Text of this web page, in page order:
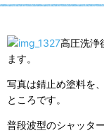
高圧洗浄
ます。
写真は錆止め塗料を
ところです。
普段波型のシャッタ